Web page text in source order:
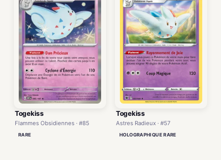
Togekiss
Flammes Obsidiennes · #85
RARE
Togekiss
Astres Radieux · #57
HOLOGRAPHIQUE RARE